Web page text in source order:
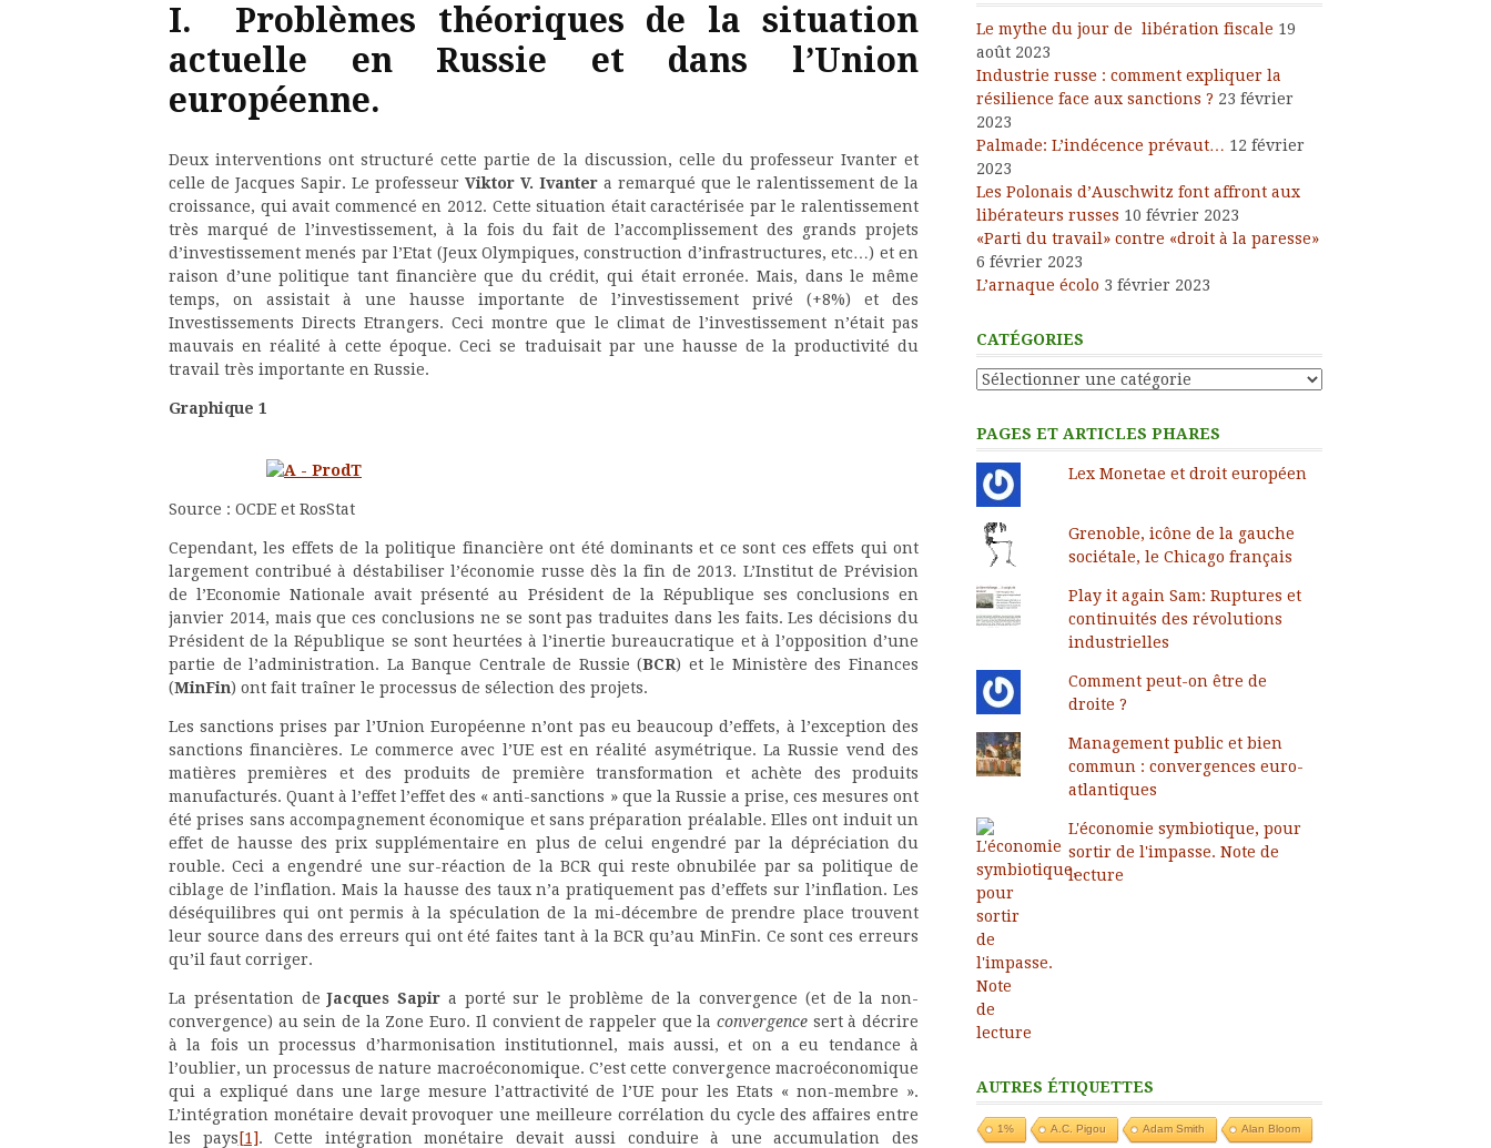
I. Problèmes théoriques de la situation
actuelle en Russie et dans l’Union
européenne.
Deux interventions ont structuré cette partie de la discussion, celle du professeur Ivanter et
celle de Jacques Sapir. Le professeur Viktor V. Ivanter a remarqué que le ralentissement de la
croissance, qui avait commencé en 2012. Cette situation était caractérisée par le ralentissement
très marqué de l’investissement, à la fois du fait de l’accomplissement des grands projets
d’investissement menés par l’Etat (Jeux Olympiques, construction d’infrastructures, etc…) et en
raison d’une politique tant financière que du crédit, qui était erronée. Mais, dans le même
temps, on assistait à une hausse importante de l’investissement privé (+8%) et des
Investissements Directs Etrangers. Ceci montre que le climat de l’investissement n’était pas
mauvais en réalité à cette époque. Ceci se traduisait par une hausse de la productivité du
travail très importante en Russie.
Graphique 1
Source : OCDE et RosStat
Cependant, les effets de la politique financière ont été dominants et ce sont ces effets qui ont
largement contribué à déstabiliser l’économie russe dès la fin de 2013. L’Institut de Prévision
de l’Economie Nationale avait présenté au Président de la République ses conclusions en
janvier 2014, mais que ces conclusions ne se sont pas traduites dans les faits. Les décisions du
Président de la République se sont heurtées à l’inertie bureaucratique et à l’opposition d’une
partie de l’administration. La Banque Centrale de Russie (BCR) et le Ministère des Finances
(MinFin) ont fait traîner le processus de sélection des projets.
Les sanctions prises par l’Union Européenne n’ont pas eu beaucoup d’effets, à l’exception des
sanctions financières. Le commerce avec l’UE est en réalité asymétrique. La Russie vend des
matières premières et des produits de première transformation et achète des produits
manufacturés. Quant à l’effet l’effet des « anti-sanctions » que la Russie a prise, ces mesures ont
été prises sans accompagnement économique et sans préparation préalable. Elles ont induit un
effet de hausse des prix supplémentaire en plus de celui engendré par la dépréciation du
rouble. Ceci a engendré une sur-réaction de la BCR qui reste obnubilée par sa politique de
ciblage de l’inflation. Mais la hausse des taux n’a pratiquement pas d’effets sur l’inflation. Les
déséquilibres qui ont permis à la spéculation de la mi-décembre de prendre place trouvent
leur source dans des erreurs qui ont été faites tant à la BCR qu’au MinFin. Ce sont ces erreurs
qu’il faut corriger.
La présentation deJacques Sapir a porté sur le problème de la convergence (et de la non-
convergence) au sein de la Zone Euro. Il convient de rappeler que la convergencesert à décrire
à la fois un processus d’harmonisation institutionnel, mais aussi, et on a eu tendance à
l’oublier, un processus de nature macroéconomique. C’est cette convergence macroéconomique
qui a expliqué dans une large mesure l’attractivité de l’UE pour les Etats « non-membre ».
L’intégration monétaire devait provoquer une meilleure corrélation du cycle des affaires entre
les pays [1]. Cette intégration monétaire devait aussi conduire à une accumulation des
Le mythe du jour de libération fiscale 19
août 2023
Industrie russe : comment expliquer la
résilience face aux sanctions ? 23 février
2023
Palmade: L’indécence prévaut… 12 février
2023
Les Polonais d’Auschwitz font affront aux
libérateurs russes 10 février 2023
«Parti du travail» contre «droit à la paresse»
6 février 2023
L’arnaque écolo 3 février 2023
CATÉGORIES
Catégories
PAGES ET ARTICLES PHARES
Lex Monetae et droit européen
Grenoble, icône de la gauche
sociétale, le Chicago français
Play it again Sam: Ruptures et
continuités des révolutions
industrielles
Comment peut-on être de
droite ?
Management public et bien
commun : convergences euro-
atlantiques
L'économie symbiotique, pour
sortir de l'impasse. Note de
lecture
AUTRES ÉTIQUETTES
1% A.C. Pigou Adam Smith Alan Bloom